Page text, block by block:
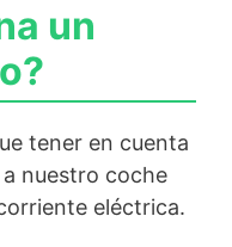
un
tener en cuenta
a nuestro coche
eléctrica.